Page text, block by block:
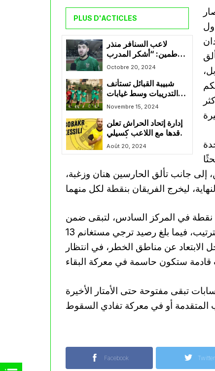
PLUS D'ACTICLES
لاعب السنافر منذر
طمين: “أشكر المدرب
Octobre 20, 2024
شبيبة القبائل تستأنف
التدريبات وسط غيابات
عديدة
Novembre 15, 2024
إدارة إتحاد الحراش تعلن
تعاقدها مع اللاعب كسيلي
أبو بكر
Août 20, 2024
إلى جانب تألق الحارسين هنان وزغبة،
وبهذه النتيجة، رفعت مولودية وهران رصيدها إلى 24 نقطة في المركز السادس، لتبقى ضمن
كوكبة المقدمة لكنها تضيع فرصة التقدم أكثر في جدول الترتيب، فيما بلغ رصيد ترجي مستغانم 13
عن مناطق الخطر، في انتظار
تبقى مفتوحة حتى الأمتار الأخيرة
Facebook Twitter